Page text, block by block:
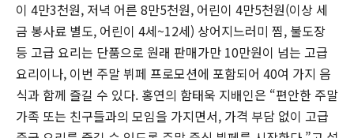
이 4만3천원, 저녁 어른 8만5천원, 어린이 4만5천원(이상 세
금 봉사료 별도, 어린이 4세~12세) 상어지느러미 찜, 불도장
등 고급 요리는 단품으로 원래 판매가만 10만원이 넘는 고급
요리이나, 이번 주말 뷔페 프로모션에 포함되어 40여 가지 음
식과 함께 즐길 수 있다. 홍연의 함태욱 지배인은 “편안한 주말
가족 또는 친구들과의 모임을 가지면서, 가격 부담 없이 고급